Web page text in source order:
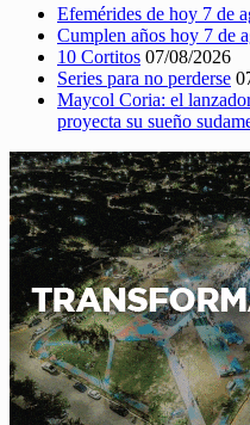
Efemérides de hoy 7 de
Cumplen años hoy 7 de
10 Cortitos 07/08/2026
Series para no perderse
Maycol Coria: el
proyecta su sueño